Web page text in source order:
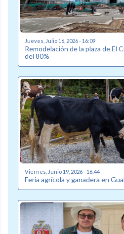
Jueves, Julio 16, 2026 - 16:09
Remodelación de la plaza de El
del 80%
Viernes, Junio 19, 2026 - 16:44
Feria agrícola y ganadera en